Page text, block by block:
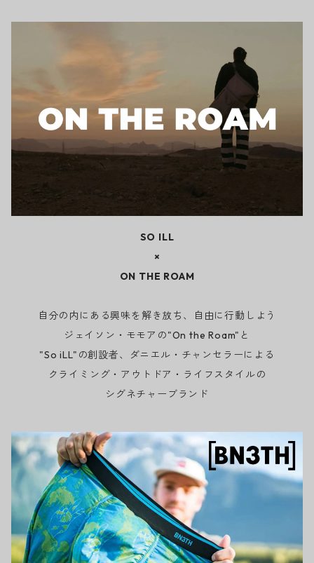
SO ILL
×
ON THE ROAM
自分の内にある興味を解き放ち、自由に行動しよう
ジェイソン・モモアの"On the Roam"と
"So iLL"の創設者、ダニエル・チャンセラーによる
クライミング・アウトドア・ライフスタイルの
シグネチャーブランド